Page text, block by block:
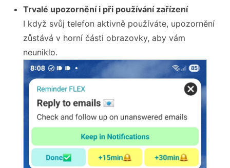
Trvalé upozornění i při používání zařízení
I když svůj telefon aktivně používáte, upozornění
zůstává v horní části obrazovky, aby vám
neuniklo.